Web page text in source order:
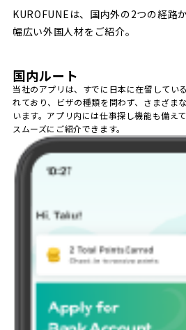
KUROFUNEは、国内外の2つの経路か
幅広い外国人材をご紹介。
国内ルート
当社のアプリは、すでに日本に在留してい
れており、ビザの種類を問わず、さまざま
います。アプリ内には仕事探し機能も備え
スムーズにご紹介できます。